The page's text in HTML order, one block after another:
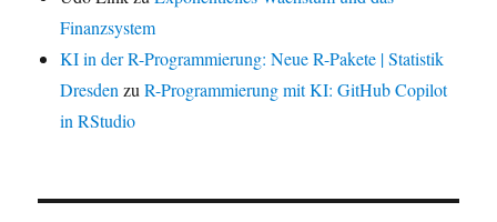
Finanzsystem
KI in der R-Programmierung: Neue R-Pakete | Statistik
Dresden zuR-Programmierung mit KI: GitHub Copilot
in RStudio